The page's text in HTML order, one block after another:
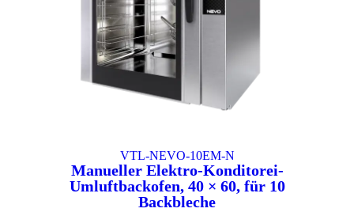
VTL-NEVO-10EM-N
Manueller Elektro-Konditorei-
Umluftbackofen, 40 × 60, für 10
Backbleche